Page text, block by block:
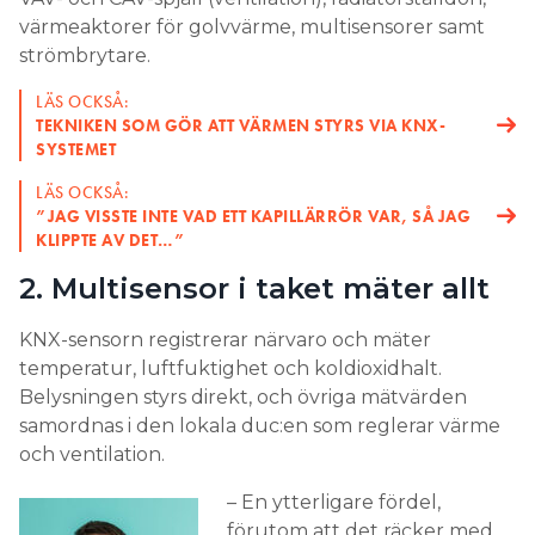
TEKNIKEN SOM GÖR ATT VÄRMEN STYRS VIA KNX-
SYSTEMET
LÄS OCKSÅ:
”JAG VISSTE INTE VAD ETT KAPILLÄRRÖR VAR, SÅ JAG
KLIPPTE AV DET…”
2. Multisensor i taket mäter allt
KNX-sensorn registrerar närvaro och mäter
Belysningen styrs direkt, och övriga mätvärden
samordnas i den lokala duc:en som reglerar värme
och ventilation.
– En ytterligare fördel,
förutom att det räcker med
undvika installationer på
väggarna. I stället dras alla